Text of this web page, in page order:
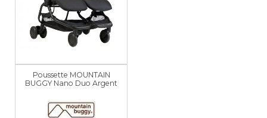
Poussette MOUNTAIN
BUGGY Nano Duo Argent